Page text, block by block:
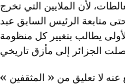
لأن الملايين التي تخرج
متابعة الرئيس السابق عبد
يطالب بتغيير كل منظومة
لا تعليق من « المثقفين »